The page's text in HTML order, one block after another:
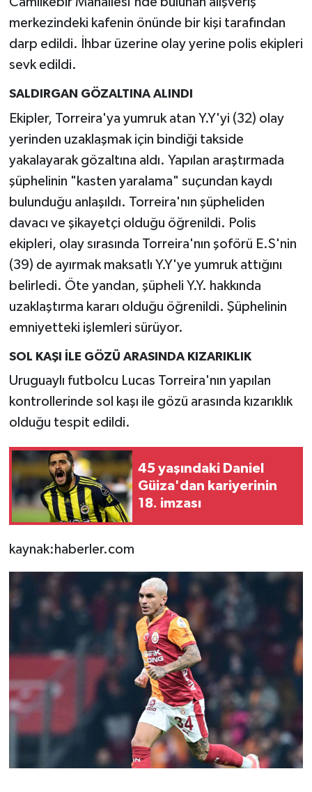
merkezindeki kafenin önünde bir kişi tarafından
darp edildi. İhbar üzerine olay yerine polis ekipleri
sevk edildi.
SALDIRGAN GÖZALTINA ALINDI
Ekipler, Torreira'ya yumruk atan Y.Y'yi (32) olay
yerinden uzaklaşmak için bindiği takside
yakalayarak gözaltına aldı. Yapılan araştırmada
şüphelinin "kasten yaralama" suçundan kaydı
bulunduğu anlaşıldı. Torreira'nın şüpheliden
davacı ve şikayetçi olduğu öğrenildi. Polis
ekipleri, olay sırasında Torreira'nın şoförü E.S'nin
(39) de ayırmak maksatlı Y.Y'ye yumruk attığını
belirledi. Öte yandan, şüpheli Y.Y. hakkında
uzaklaştırma kararı olduğu öğrenildi. Şüphelinin
emniyetteki işlemleri sürüyor.
SOL KAŞI İLE GÖZÜ ARASINDA KIZARIKLIK
Uruguaylı futbolcu Lucas Torreira'nın yapılan
kontrollerinde sol kaşı ile gözü arasında kızarıklık
olduğu tespit edildi.
45 yaşındaki Daniel
Güiza'dan kariyerinin
18. imzası
kaynak:haberler.com